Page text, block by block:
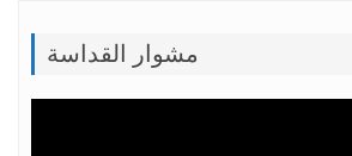
مشوار القداسة